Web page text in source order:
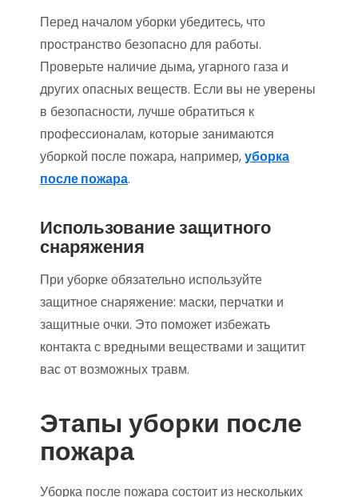
Перед началом уборки убедитесь, что
пространство безопасно для работы.
Проверьте наличие дыма, угарного газа и
других опасных веществ. Если вы не уверены
в безопасности, лучше обратиться к
профессионалам, которые занимаются
уборкой после пожара, например,уборка
после пожара.
Использование защитного
снаряжения
При уборке обязательно используйте
защитное снаряжение: маски, перчатки и
защитные очки. Это поможет избежать
контакта с вредными веществами и защитит
вас от возможных травм.
Этапы уборки после
пожара
Уборка после пожара состоит из нескольких